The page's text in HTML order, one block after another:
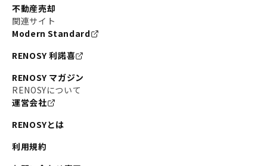
不動産売却
関連サイト
Modern Standard
RENOSY 利諾喜
RENOSY マガジン
RENOSYについて
運営会社
RENOSYとは
利用規約